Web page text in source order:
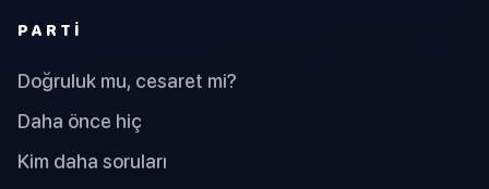
PARTI
Doğruluk mu, cesaret mi?
Daha önce hiç
Kim daha soruları